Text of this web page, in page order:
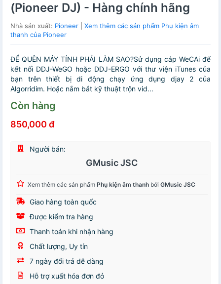
(Pioneer DJ) - Hàng chính hãng
Nhà sản xuất: Pioneer
Xem thêm các sản phẩm Phụ kiện âm
thanh của Pioneer
ĐỂ QUÊN MÁY TÍNH PHẢI LÀM SAO?Sử dụng cáp WeCAi để
kết nối DDJ-WeGO hoặc DDJ-ERGO với thư viện iTunes của
bạn trên thiết bị di động chạy ứng dụng djay 2 của
Algorridim. Hoặc nắm bắt kỹ thuật trộn vid...
Còn hàng
850,000 đ
Người bán:
GMusic JSC
Xem thêm các sản phẩm Phụ kiện âm thanh bởi GMusic JSC
Giao hàng toàn quốc
Được kiểm tra hàng
Thanh toán khi nhận hàng
Chất lượng, Uy tín
7 ngày đổi trả dễ dàng
Hỗ trợ xuất hóa đơn đỏ